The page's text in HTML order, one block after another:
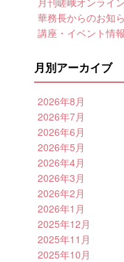
華務長からのお知
講座・イベント情報
月別アーカイブ
2026年8月
2026年7月
2026年6月
2026年5月
2026年4月
2026年3月
2026年2月
2026年1月
2025年12月
2025年11月
2025年10月